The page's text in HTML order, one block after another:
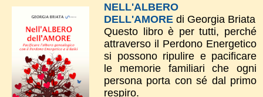
NELL'ALBERO
DELL'AMORE di Georgia Briata
Questo libro è per tutti, perché
attraverso il Perdono Energetico
si possono ripulire e pacificare
le memorie familiari che ogni
persona porta con sé dal primo
respiro.